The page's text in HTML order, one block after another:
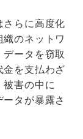
らに高度化
のネットワ
ータを窃取
金を支払わざ
被害の中に
タが暴露さ